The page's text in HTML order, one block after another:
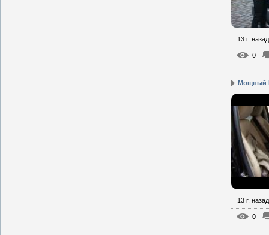
13 г. назад
0
Мощный
13 г. назад
0